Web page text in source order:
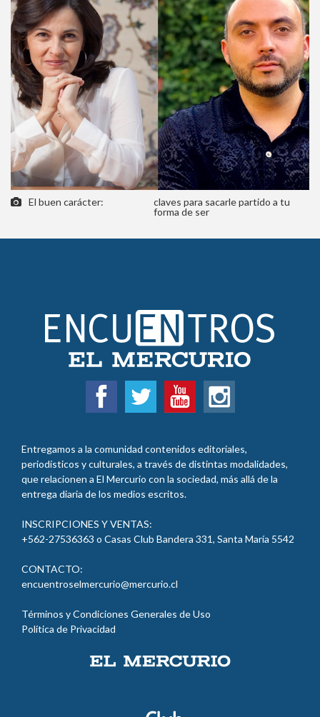
El buen carácter:
claves para sacarle partido a tu
forma de ser
que relacionen a El Mercurio con la sociedad, más allá de la
entrega diaria de los medios escritos.
INSCRIPCIONES Y VENTAS:
5542
encuentroselmercurio@mercurio.cl
Política de Privacidad